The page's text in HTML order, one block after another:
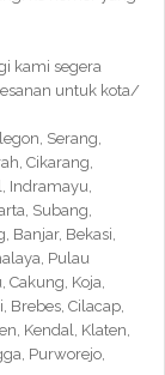
kami segera
untuk kota/
Serang,
Cikarang,
Indramayu,
Subang,
Banjar, Bekasi,
Pulau
Cakung, Koja,
Brebes, Cilacap,
Kendal, Klaten,
Purworejo,